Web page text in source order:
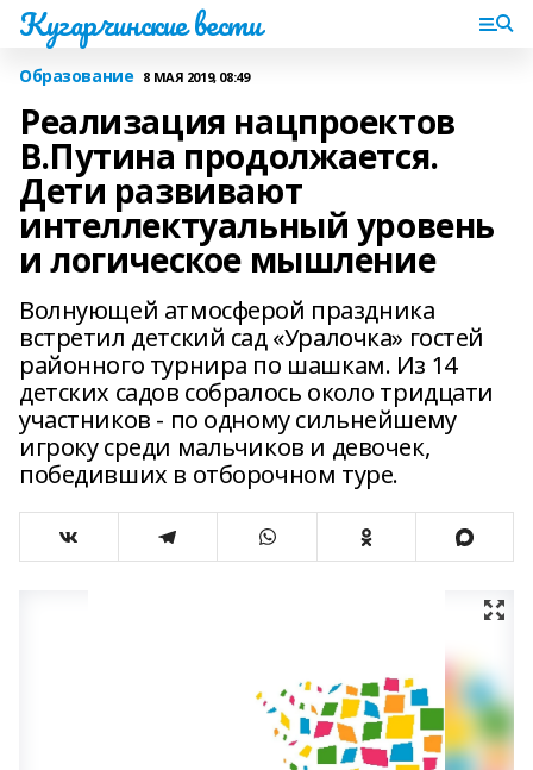
Кугарчинские вести
Образование 8 МАЯ 2019, 08:49
Реализация нацпроектов
В.Путина продолжается.
Дети развивают
интеллектуальный уровень
и логическое мышление
Волнующей атмосферой праздника
встретил детский сад «Уралочка» гостей
районного турнира по шашкам. Из 14
детских садов собралось около тридцати
участников - по одному сильнейшему
игроку среди мальчиков и девочек,
победивших в отборочном туре.